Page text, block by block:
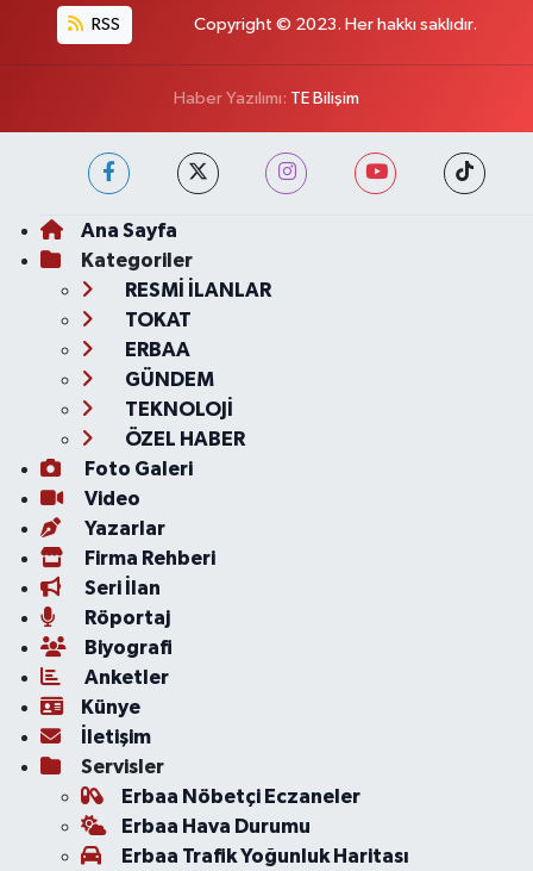
RSS Copyright © 2023. Her hakkı saklıdır.
Haber Yazılımı: TE Bilişim
Ana Sayfa
Kategoriler
RESMİ İLANLAR
TOKAT
ERBAA
GÜNDEM
TEKNOLOJİ
ÖZEL HABER
Foto Galeri
Video
Yazarlar
Firma Rehberi
Seri İlan
Röportaj
Biyografi
Anketler
Künye
İletişim
Servisler
Erbaa Nöbetçi Eczaneler
Erbaa Hava Durumu
Erbaa Trafik Yoğunluk Haritası